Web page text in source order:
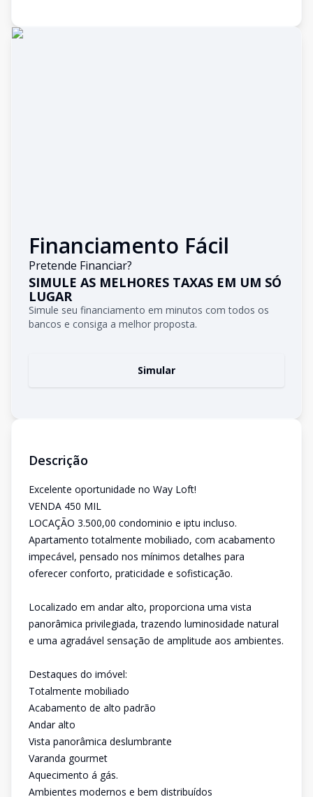
Financiamento Fácil
Pretende Financiar?
SIMULE AS MELHORES TAXAS EM UM SÓ
LUGAR
Simule seu financiamento em minutos com todos os
bancos e consiga a melhor proposta.
Simular
Descrição
Excelente oportunidade no Way Loft!
VENDA 450 MIL
LOCAÇÃO 3.500,00 condominio e iptu incluso.
Apartamento totalmente mobiliado, com acabamento
impecável, pensado nos mínimos detalhes para
oferecer conforto, praticidade e sofisticação.
Localizado em andar alto, proporciona uma vista
panorâmica privilegiada, trazendo luminosidade natural
e uma agradável sensação de amplitude aos ambientes.
Destaques do imóvel:
Totalmente mobiliado
Acabamento de alto padrão
Andar alto
Vista panorâmica deslumbrante
Varanda gourmet
Aquecimento á gás.
Ambientes modernos e bem distribuídos